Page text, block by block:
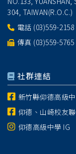
304, TAIWAN(R.O.C.)
電話 (03)559-2158
傳真 (03)559-5765
社群連結
新竹縣仰德高級
仰德、山崎校友
仰德高級中學 IG